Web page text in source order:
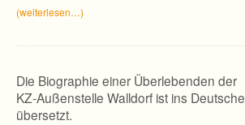
(wei­ter­le­sen…)
Die Biographie einer Überlebenden der
KZ-Außenstelle Walldorf ist ins Deutsche
übersetzt.